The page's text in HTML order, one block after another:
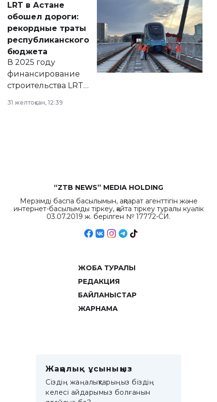
документ
появился в базе
нормативных
правовых актов и
на сайте маслихат
города.
LRT в Астане
обошел дороги:
рекордные траты
республиканского
бюджета
В 2025 году
финансирование
строительства LRT
республиканского
31 желтоқсан, 12:39
“ZTB NEWS” MEDIA HOLDING
Мерзімді баспа басылымын, ақпарат агенттігін және
интернет-басылымды тіркеу, қайта тіркеу туралы куәлік
03.07.2019 ж. берілген № 17772-СИ.
ЖОБА ТУРАЛЫ
РЕДАКЦИЯ
БАЙЛАНЫСТАР
ЖАРНАМА
Жаңалық ұсыныңыз
Сіздің жаңалықтарыңыз біздің
келесі айдарымыз болғанын